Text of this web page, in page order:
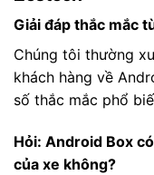
Giải đáp thắc mắc
Chúng tôi thường
khách hàng về
số thắc mắc phổ
Hỏi: Android Box
của xe không?